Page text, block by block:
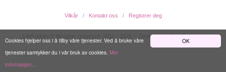
OK
Cookies hjelper oss i å tilby våre tjenester. Ved å bruke våre
tjenester samtykker du i vår bruk av cookies. Mer
informasjon...
Vilkår Kontakt oss Registrer deg
LilleFrekke © All rights reserved. 2011 - 2026 -- Designed by EwcDesign ®